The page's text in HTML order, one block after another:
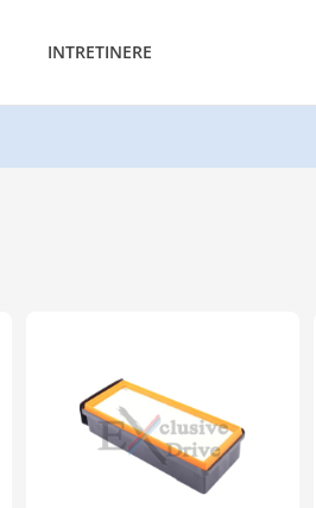
INTRETINERE